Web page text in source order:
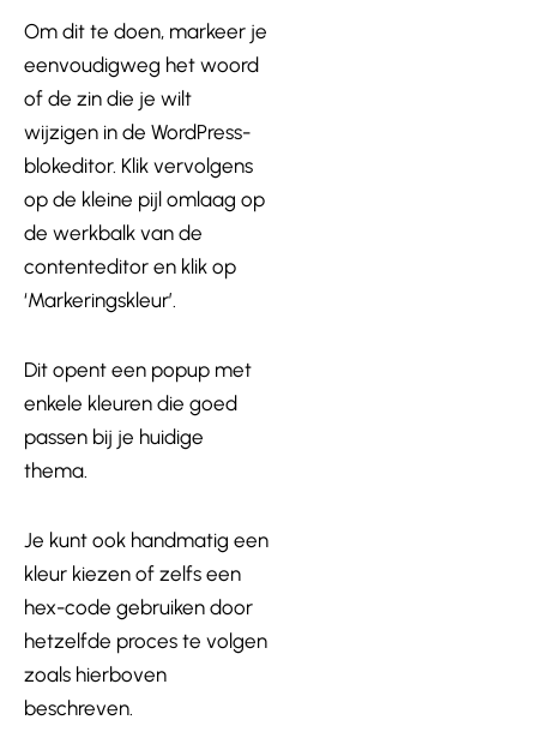
Om dit te doen, markeer je
eenvoudigweg het woord
of de zin die je wilt
wijzigen in de WordPress-
blokeditor. Klik vervolgens
op de kleine pijl omlaag op
de werkbalk van de
contenteditor en klik op
‘Markeringskleur’.
Dit opent een popup met
enkele kleuren die goed
passen bij je huidige
thema.
Je kunt ook handmatig een
kleur kiezen of zelfs een
hex-code gebruiken door
hetzelfde proces te volgen
zoals hierboven
beschreven.